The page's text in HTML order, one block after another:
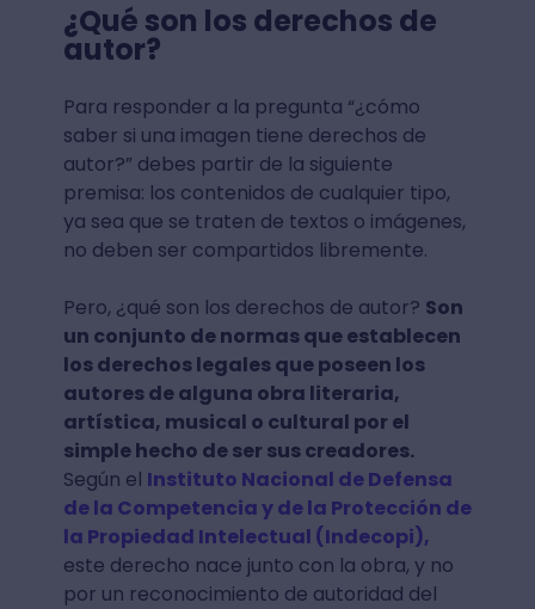
¿Qué son los derechos de
autor?
Para responder a la pregunta “¿cómo
saber si una imagen tiene derechos de
autor?” debes partir de la siguiente
premisa: los contenidos de cualquier tipo,
ya sea que se traten de textos o imágenes,
no deben ser compartidos libremente.
Pero, ¿qué son los derechos de autor? Son
un conjunto de normas que establecen
los derechos legales que poseen los
autores de alguna obra literaria,
artística, musical o cultural por el
simple hecho de ser sus creadores.
Según el Instituto Nacional de Defensa
de la Competencia y de la Protección de
la Propiedad Intelectual (Indecopi),
este derecho nace junto con la obra, y no
por un reconocimiento de autoridad del